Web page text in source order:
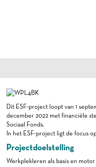
Dit ESF-project loopt van 1
december 2022 met financiële
Sociaal Fonds.
In het ESF-project ligt de focus
Projectdoelstelling
Werkplekleren als basis en